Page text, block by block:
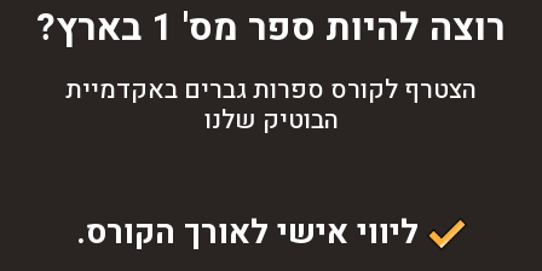
רוצה להיות ספר מס' 1 בארץ?
הצטרף לקורס ספרות גברים באקדמיית
הבוטיק שלנו
ליווי אישי לאורך הקורס.